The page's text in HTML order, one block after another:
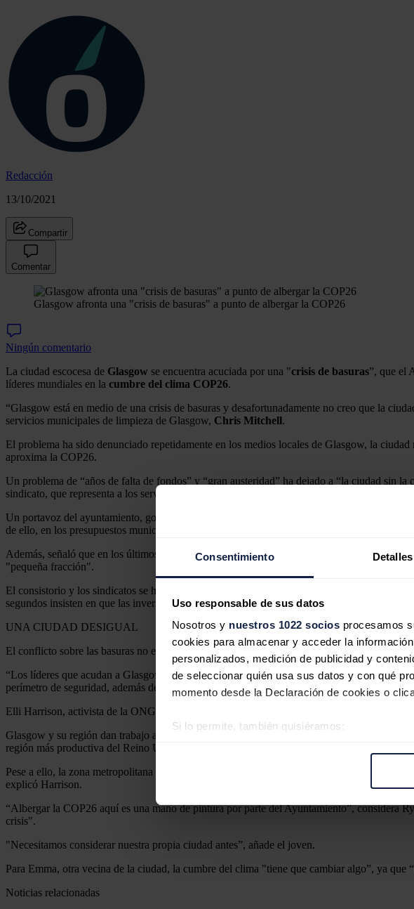
Consentimiento Detalles
Uso responsable de sus datos
Nosotros y nuestros 1022 socios procesamos
cookies para almacenar y acceder la
personalizados, medición de publicidad y
de seleccionar quién usa sus datos y con qué
momento desde la Declaración de cookies o
Si lo permite, también quisiéramos:
y analizar el tráfico. Además, compartimos
redes sociales, publicidad y análisis web,
Redacción
13/10/2021
Compartir
Comentar
Glasgow afronta una "crisis de basuras" a punto de albergar la COP26
Ningún comentario
La ciudad escocesa de Glasgow se encuentra acuciada por una "crisis de basuras”, que el
líderes mundiales en la cumbre del clima COP26.
“Glasgow está en medio de una crisis de basuras y desafortunadamente no creo que la
servicios municipales de limpieza de Glasgow, Chris Mitchell.
El problema ha sido denunciado repetidamente en los medios locales de Glasgow, la
aproxima la COP26.
Un problema de “años de falta de fondos” y “gran austeridad” ha dejado a “la ciudad sin
sindicato, que representa a los servicios de limpieza dentro del consistorio.
Un portavoz del ayuntamiento, gobernado por el independentista Partido Nacional
de ello, en los presupuestos municipales para este año se destinan 18 millones de libras
Además, señaló que en los últimos dos meses un total de 19 millones de contenedores
"pequeña fracción".
El consistorio y los sindicatos se han enzarzado en una guerra de acusaciones en la que
segundos insisten en que las inversiones "no se ven reflejadas en la práctica".
UNA CIUDAD DESIGUAL
El conflicto sobre las basuras no es más que otro reflejo de una ciudad con grandes
“Los líderes que acudan a Glasgow verán una ciudad totalmente diferente de aquellos
perímetro de seguridad, además de transporte público gratuito.
Elli Harrison, activista de la ONG "Free Our City", lleva años haciendo campaña para que
Glasgow y su región dan trabajo a 855.000 personas, especialmente en los sectores de
región más productiva del Reino Unido.
Pese a ello, la zona metropolitana de Glasgow está “polarizada” porque “se ha invertido
explicó Harrison.
“Albergar la COP26 aquí es una mano de pintura por parte del Ayuntamiento”, considera
crisis".
"Necesitamos considerar nuestra propia ciudad antes”, añade el joven.
Para Emma, otra vecina de la ciudad, la cumbre del clima "tiene que cambiar algo”, ya
Noticias relacionadas